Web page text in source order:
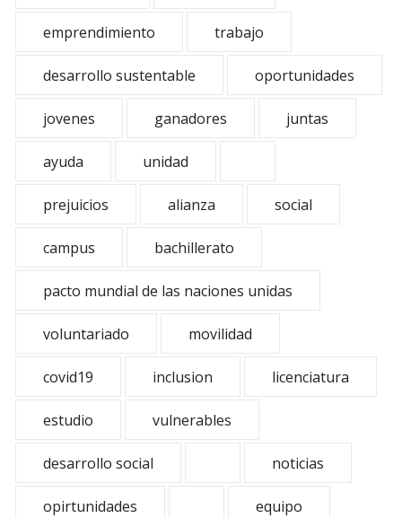
emprendimiento trabajo
desarrollo sustentable oportunidades
jovenes ganadores juntas
ayuda unidad
prejuicios alianza social
campus bachillerato
pacto mundial de las naciones unidas
voluntariado movilidad
covid19 inclusion licenciatura
estudio vulnerables
desarrollo social noticias
opirtunidades equipo